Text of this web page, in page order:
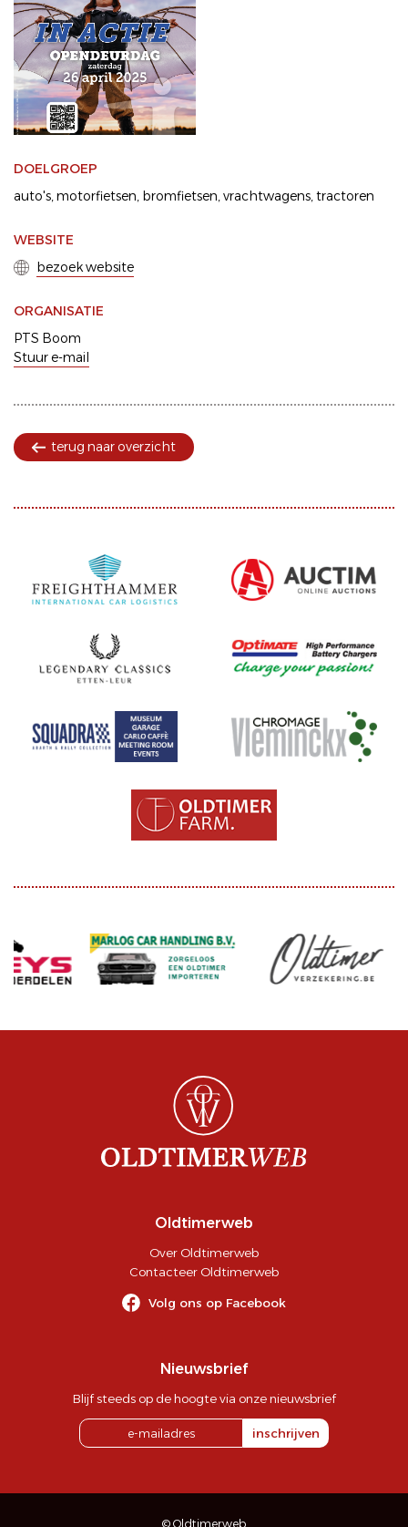
DOELGROEP
auto's motorfietsen bromfietsen vrachtwagens tractoren
WEBSITE
bezoek website
ORGANISATIE
PTS Boom
Stuur e-mail
terug naar overzicht
Oldtimerweb
Over Oldtimerweb
Contacteer Oldtimerweb
Volg ons op Facebook
Nieuwsbrief
Blijf steeds op de hoogte via onze nieuwsbrief
inschrijven
© Oldtimerweb